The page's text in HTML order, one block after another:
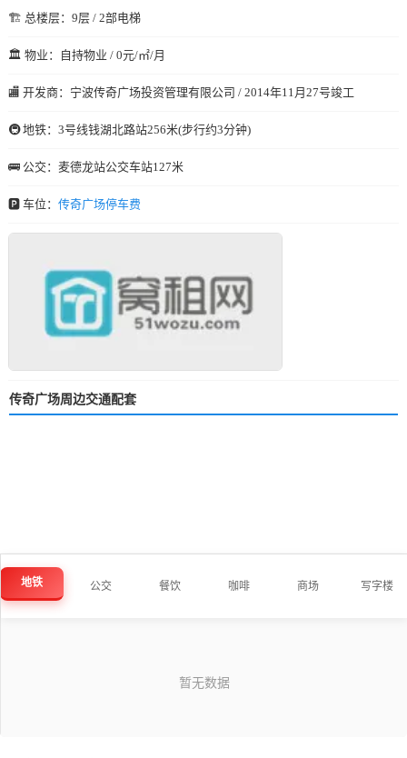
🏗️ 总楼层：9层 / 2部电梯
🏛️ 物业：自持物业 / 0元/㎡/月
🏬 开发商：宁波传奇广场投资管理有限公司 / 2014年11月27号竣工
🚇 地铁：3号线钱湖北路站256米(步行约3分钟)
🚌 公交：麦德龙站公交车站127米
🅿️ 车位： 传奇广场停车费
传奇广场周边交通配套
地铁 公交 餐饮 咖啡 商场 写字楼